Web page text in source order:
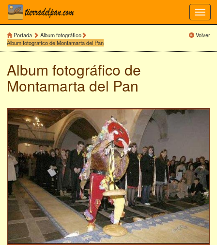
Portada
Album fotográfico
Album fotográfico de Montamarta del Pan
Volver
Album fotográfico de
Montamarta del Pan